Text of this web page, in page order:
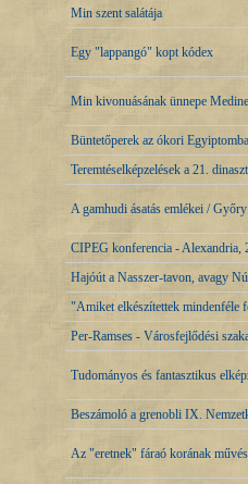
Min szent salátája
Egy "lappangó" kopt kódex
Min kivonuásának ünnepe
Büntetőperek az ókori
Teremtéselképzelések a 21.
A gamhudi ásatás emlékei /
CIPEG konferencia - Alexandria,
Hajóút a Nasszer-tavon, avagy
"Amiket elkészítettek mindenféle
Per-Ramses - Városfejlődési
Tudományos és fantasztikus
Beszámoló a grenobli IX.
Az "eretnek" fáraó korának